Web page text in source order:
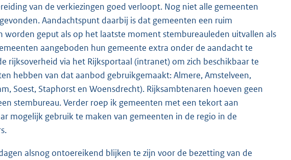
van de verkiezingen goed verloopt. Nog niet alle gemeenten
Aandachtspunt daarbij is dat gemeenten een ruim
geput als op het laatste moment stembureauleden uitvallen als
aangeboden hun gemeente extra onder de aandacht te
rijksoverheid via het Rijksportaal (intranet) om zich beschikbaar te
hebben van dat aanbod gebruikgemaakt: Almere, Amstelveen,
Soest, Staphorst en Woensdrecht). Rijksambtenaren hoeven geen
stembureau. Verder roep ik gemeenten met een tekort aan
mogelijk gebruik te maken van gemeenten in de regio in de
alsnog ontoereikend blijken te zijn voor de bezetting van de